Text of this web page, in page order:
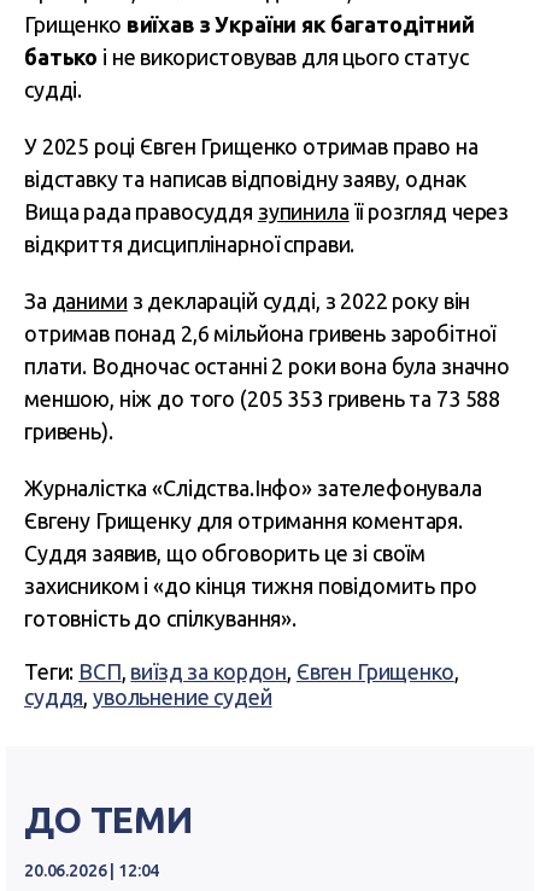
Грищенко виїхав з України як багатодітний
батько і не використовував для цього статус
судді.
У 2025 році Євген Грищенко отримав право на
відставку та написав відповідну заяву, однак
Вища рада правосуддя зупинила її розгляд через
відкриття дисциплінарної справи.
За даними з декларацій судді, з 2022 року він
отримав понад 2,6 мільйона гривень заробітної
плати. Водночас останні 2 роки вона була значно
меншою, ніж до того (205 353 гривень та 73 588
гривень).
Журналістка «Слідства.Інфо» зателефонувала
Євгену Грищенку для отримання коментаря.
Суддя заявив, що обговорить це зі своїм
захисником і «до кінця тижня повідомить про
готовність до спілкування».
Теги: ВСП виїзд за кордон Євген Грищенко
суддя увольнение судей
ДО ТЕМИ
20.06.2026 | 12:04